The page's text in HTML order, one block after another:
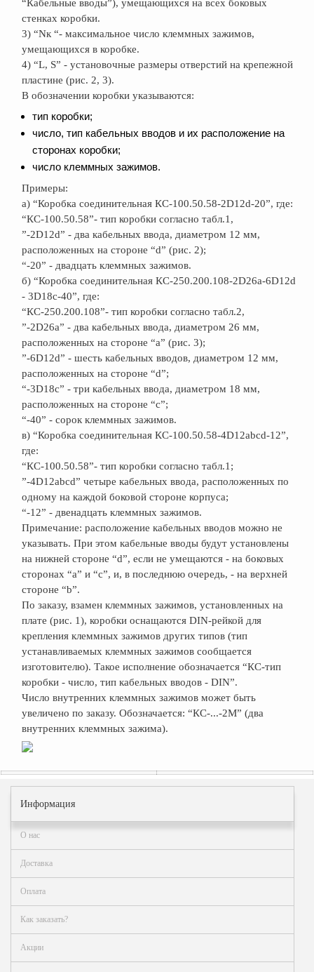
“Кабельные вводы”), умещающихся на всех боковых
стенках коробки.
3) “Nк “- максимальное число клеммных зажимов,
умещающихся в коробке.
4) “L, S” - установочные размеры отверстий на крепежной
пластине (рис. 2, 3).
В обозначении коробки указываются:
тип коробки;
число, тип кабельных вводов и их расположение на
сторонах коробки;
число клеммных зажимов.
Примеры:
а) “Коробка соединительная КС-100.50.58-2D12d-20”, где:
“КС-100.50.58”- тип коробки согласно табл.1,
”-2D12d” - два кабельных ввода, диаметром 12 мм,
расположенных на стороне “d” (рис. 2);
“-20” - двадцать клеммных зажимов.
б) “Коробка соединительная КС-250.200.108-2D26а-6D12d
- 3D18c-40”, где:
“КС-250.200.108”- тип коробки согласно табл.2,
”-2D26а” - два кабельных ввода, диаметром 26 мм,
расположенных на стороне “а” (рис. 3);
”-6D12d” - шесть кабельных вводов, диаметром 12 мм,
расположенных на стороне “d”;
“-3D18c” - три кабельных ввода, диаметром 18 мм,
расположенных на стороне “с”;
“-40” - сорок клеммных зажимов.
в) “Коробка соединительная КС-100.50.58-4D12аbcd-12”,
где:
“КС-100.50.58”- тип коробки согласно табл.1;
”-4D12abcd” четыре кабельных ввода, расположенных по
одному на каждой боковой стороне корпуса;
“-12” - двенадцать клеммных зажимов.
Примечание: расположение кабельных вводов можно не
указывать. При этом кабельные вводы будут установлены
на нижней стороне “d”, если не умещаются - на боковых
сторонах “а” и “с”, и, в последнюю очередь, - на верхней
стороне “b”.
По заказу, взамен клеммных зажимов, установленных на
плате (рис. 1), коробки оснащаются DIN-рейкой для
крепления клеммных зажимов других типов (тип
устанавливаемых клеммных зажимов сообщается
изготовителю). Такое исполнение обозначается “КС-тип
коробки - число, тип кабельных вводов - DIN”.
Число внутренних клеммных зажимов может быть
увеличено по заказу. Обозначается: “КС-...-2М” (два
внутренних клеммных зажима).
Информация
О нас
Доставка
Оплата
Как заказать?
Акции